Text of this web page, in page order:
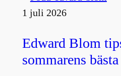
1 juli 2026
Edward Blom
sommarens